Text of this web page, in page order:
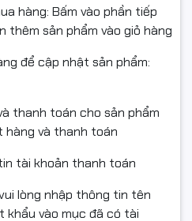
khi quan sát từ nhiều vị trí.
đến 3000:1 giúp hình ảnh
và vùng tối được thể
thông thường.
tốt môi trường chuyên
Dell UltraSharp U2725QE
cả trong môi trường ánh
quan trọng đối với các
người dùng làm việc với nội
hàng: Bấm vào phần tiếp
thêm sản phẩm vào giỏ hàng
để cập nhật sản phẩm:
thanh toán cho sản phẩm
hàng và thanh toán
tài khoản thanh toán
lòng nhập thông tin tên
khẩu vào mục đã có tài